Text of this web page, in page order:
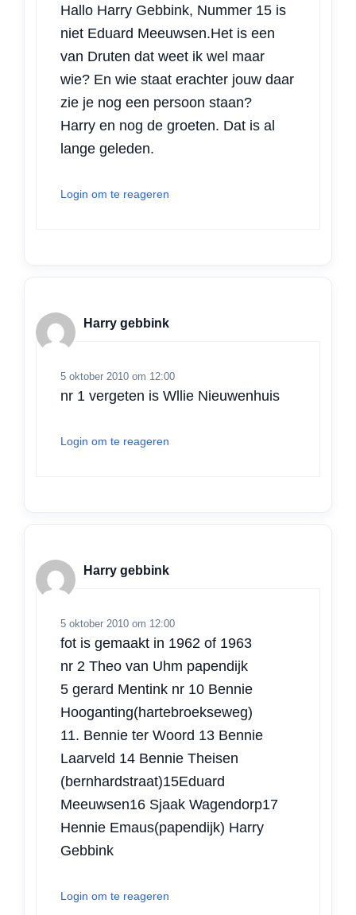
Hallo Harry Gebbink, Nummer 15 is
niet Eduard Meeuwsen.Het is een
van Druten dat weet ik wel maar
wie? En wie staat erachter jouw daar
zie je nog een persoon staan?
Harry en nog de groeten. Dat is al
lange geleden.
Login om te reageren
Harry gebbink
5 oktober 2010 om 12:00
nr 1 vergeten is Wllie Nieuwenhuis
Login om te reageren
Harry gebbink
5 oktober 2010 om 12:00
fot is gemaakt in 1962 of 1963
nr 2 Theo van Uhm papendijk
5 gerard Mentink nr 10 Bennie
Hooganting(hartebroekseweg)
11. Bennie ter Woord 13 Bennie
Laarveld 14 Bennie Theisen
(bernhardstraat)15Eduard
Meeuwsen16 Sjaak Wagendorp17
Hennie Emaus(papendijk) Harry
Gebbink
Login om te reageren